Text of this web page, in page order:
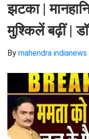
झटका |
मुश्किलें बढ़ीं |
By mahendra indianews